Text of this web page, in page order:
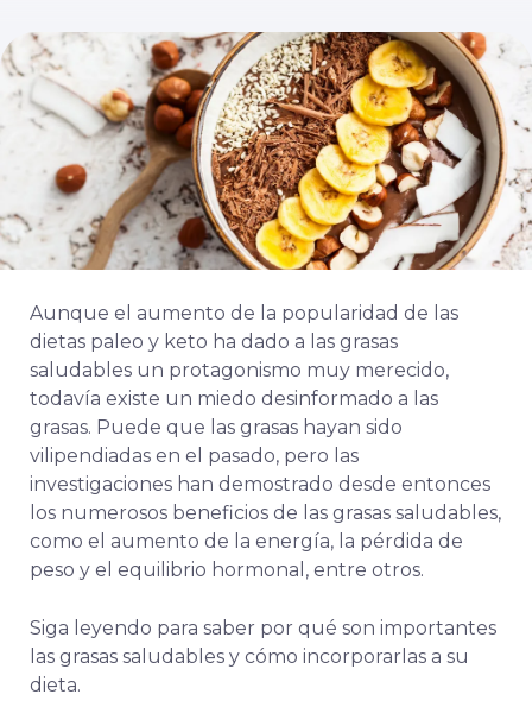
Aunque el aumento de la popularidad de las
dietas paleo y keto ha dado a las grasas
saludables un protagonismo muy merecido,
todavía existe un miedo desinformado a las
grasas. Puede que las grasas hayan sido
vilipendiadas en el pasado, pero las
investigaciones han demostrado desde entonces
los numerosos beneficios de las grasas saludables,
como el aumento de la energía, la pérdida de
peso y el equilibrio hormonal, entre otros.
Siga leyendo para saber por qué son importantes
las grasas saludables y cómo incorporarlas a su
dieta.